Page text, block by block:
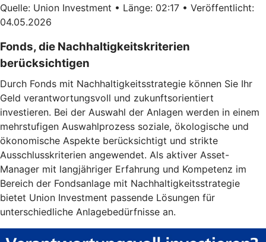
Quelle: Union Investment • Länge: 02:17 • Veröffentlicht:
04.05.2026
Fonds, die Nachhaltigkeitskriterien
berücksichtigen
Durch Fonds mit Nachhaltigkeitsstrategie können Sie Ihr
Geld verantwortungsvoll und zukunftsorientiert
investieren. Bei der Auswahl der Anlagen werden in einem
mehrstufigen Auswahlprozess soziale, ökologische und
ökonomische Aspekte berücksichtigt und strikte
Ausschlusskriterien angewendet. Als aktiver Asset-
Manager mit langjähriger Erfahrung und Kompetenz im
Bereich der Fondsanlage mit Nachhaltigkeitsstrategie
bietet Union Investment passende Lösungen für
unterschiedliche Anlagebedürfnisse an.